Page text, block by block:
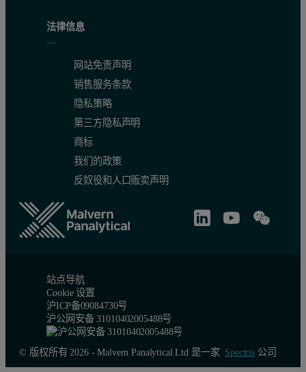
法律信息
网站免责声明
销售服务条款
隐私策略
第三方隐私声明
商标
我们的政策
反奴役和人口贩卖声明
站点导航
Cookie 设置
沪ICP备09084730号
沪公网安备 31010402005488号
© 版权所有 2026 - Malvern Panalytical Ltd 是一家 Spectris公司